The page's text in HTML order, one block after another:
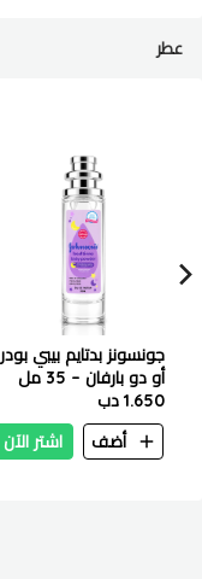
عطر
جونسونز بدتايم بيبي بودر
أو دو بارفان – 35 مل
1.650 دب
أضف
اشتر الآن